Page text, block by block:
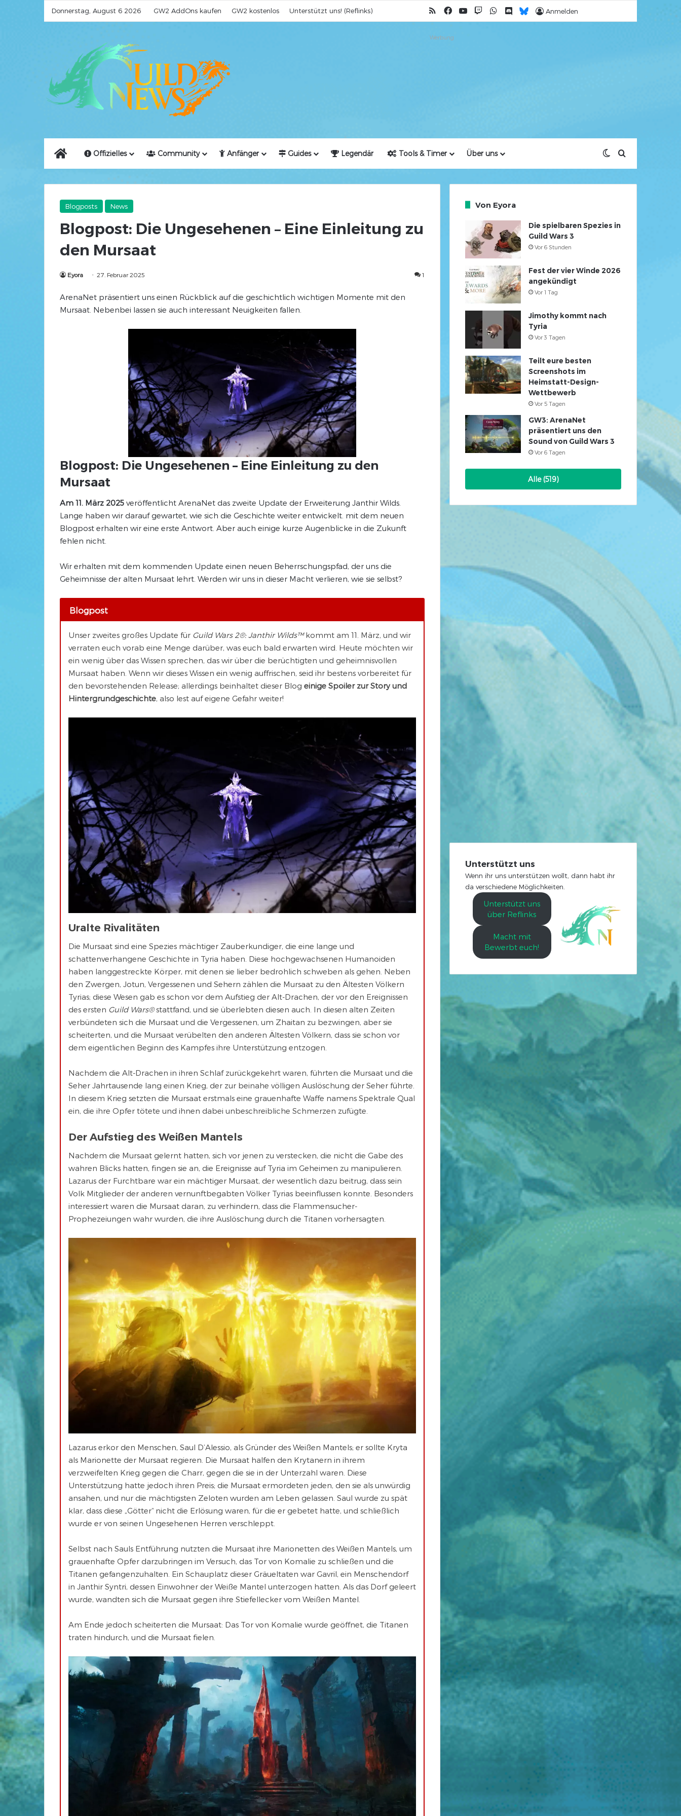
Donnerstag, August 6 2026 GW2 AddOns kaufen GW2 kostenlos Unterstützt uns! (Reflinks) RSSFacebook
YouTube
TwitchWhatsApp
DiscordBluesky
Anmelden
Werbung
Home Offizielles Community Anfänger Guides Legendär Tools & Timer Über uns Skin umschalten
Blogposts News
Blogpost: Die Ungesehenen – Eine Einleitung zu
den Mursaat
Eyora 27. Februar 2025 1
ArenaNet präsentiert uns einen Rückblick auf die geschichtlich wichtigen Momente mit den
Mursaat. Nebenbei lassen sie auch interessant Neuigkeiten fallen.
Blogpost: Die Ungesehenen – Eine Einleitung zu den
Mursaat
Am 11. März 2025 veröffentlicht ArenaNet das zweite Update der Erweiterung Janthir Wilds.
Lange haben wir darauf gewartet, wie sich die Geschichte weiter entwickelt. mit dem neuen
Blogpost erhalten wir eine erste Antwort. Aber auch einige kurze Augenblicke in die Zukunft
fehlen nicht.
Wir erhalten mit dem kommenden Update einen neuen Beherrschungspfad, der uns die
Geheimnisse der alten Mursaat lehrt. Werden wir uns in dieser Macht verlieren, wie sie selbst?
Blogpost
Unser zweites großes Update für Guild Wars 2®: Janthir Wilds™kommt am 11. März, und wir
verraten euch vorab eine Menge darüber, was euch bald erwarten wird. Heute möchten wir
ein wenig über das Wissen sprechen, das wir über die berüchtigten und geheimnisvollen
Mursaat haben. Wenn wir dieses Wissen ein wenig auffrischen, seid ihr bestens vorbereitet für
den bevorstehenden Release; allerdings beinhaltet dieser Blog einige Spoiler zur Story und
Hintergrundgeschichte, also lest auf eigene Gefahr weiter!
Uralte Rivalitäten
Die Mursaat sind eine Spezies mächtiger Zauberkundiger, die eine lange und
schattenverhangene Geschichte in Tyria haben. Diese hochgewachsenen Humanoiden
haben langgestreckte Körper, mit denen sie lieber bedrohlich schweben als gehen. Neben
den Zwergen, Jotun, Vergessenen und Sehern zählen die Mursaat zu den Ältesten Völkern
Tyrias; diese Wesen gab es schon vor dem Aufstieg der Alt-Drachen, der vor den Ereignissen
des ersten Guild Wars®stattfand, und sie überlebten diesen auch. In diesen alten Zeiten
verbündeten sich die Mursaat und die Vergessenen, um Zhaitan zu bezwingen, aber sie
scheiterten, und die Mursaat verübelten den anderen Ältesten Völkern, dass sie schon vor
dem eigentlichen Beginn des Kampfes ihre Unterstützung entzogen.
Nachdem die Alt-Drachen in ihren Schlaf zurückgekehrt waren, führten die Mursaat und die
Seher Jahrtausende lang einen Krieg, der zur beinahe völligen Auslöschung der Seher führte.
In diesem Krieg setzten die Mursaat erstmals eine grauenhafte Waffe namens Spektrale Qual
ein, die ihre Opfer tötete und ihnen dabei unbeschreibliche Schmerzen zufügte.
Der Aufstieg des Weißen Mantels
Nachdem die Mursaat gelernt hatten, sich vor jenen zu verstecken, die nicht die Gabe des
wahren Blicks hatten, fingen sie an, die Ereignisse auf Tyria im Geheimen zu manipulieren.
Lazarus der Furchtbare war ein mächtiger Mursaat, der wesentlich dazu beitrug, dass sein
Volk Mitglieder der anderen vernunftbegabten Völker Tyrias beeinflussen konnte. Besonders
interessiert waren die Mursaat daran, zu verhindern, dass die Flammensucher-
Prophezeiungen wahr wurden, die ihre Auslöschung durch die Titanen vorhersagten.
Lazarus erkor den Menschen, Saul D’Alessio, als Gründer des Weißen Mantels; er sollte Kryta
als Marionette der Mursaat regieren. Die Mursaat halfen den Krytanern in ihrem
verzweifelten Krieg gegen die Charr, gegen die sie in der Unterzahl waren. Diese
Unterstützung hatte jedoch ihren Preis; die Mursaat ermordeten jeden, den sie als unwürdig
ansahen, und nur die mächtigsten Zeloten wurden am Leben gelassen. Saul wurde zu spät
klar, dass diese „Götter“ nicht die Erlösung waren, für die er gebetet hatte, und schließlich
wurde er von seinen Ungesehenen Herren verschleppt.
Selbst nach Sauls Entführung nutzten die Mursaat ihre Marionetten des Weißen Mantels, um
grauenhafte Opfer darzubringen im Versuch, das Tor von Komalie zu schließen und die
Titanen gefangenzuhalten. Ein Schauplatz dieser Gräueltaten war Gavril, ein Menschendorf
in Janthir Syntri, dessen Einwohner der Weiße Mantel unterzogen hatten. Als das Dorf geleert
wurde, wandten sich die Mursaat gegen ihre Stiefellecker vom Weißen Mantel.
Am Ende jedoch scheiterten die Mursaat: Das Tor von Komalie wurde geöffnet, die Titanen
traten hindurch, und die Mursaat fielen.
Von Eyora
Die spielbaren Spezies in
Guild Wars 3
Vor 6 Stunden
Fest der vier Winde 2026
angekündigt
Vor 1 Tag
Jimothy kommt nach
Tyria
Vor 3 Tagen
Teilt eure besten
Screenshots im
Heimstatt-Design-
Wettbewerb
Vor 5 Tagen
GW3: ArenaNet
präsentiert uns den
Sound von Guild Wars 3
Vor 6 Tagen
Alle (519)
Unterstützt uns
Wenn ihr uns unterstützen wollt, dann habt ihr
da verschiedene Möglichkeiten.
Unterstützt uns
über Reflinks
Macht mit
Bewerbt euch!